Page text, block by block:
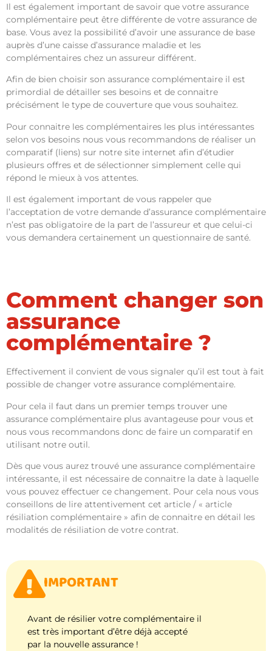
Il est également important de savoir que votre assurance
complémentaire peut être différente de votre assurance de
base. Vous avez la possibilité d’avoir une assurance de base
auprès d’une caisse d’assurance maladie et les
complémentaires chez un assureur différent.
Afin de bien choisir son assurance complémentaire il est
primordial de détailler ses besoins et de connaitre
précisément le type de couverture que vous souhaitez.
Pour connaitre les complémentaires les plus intéressantes
selon vos besoins nous vous recommandons de réaliser un
comparatif (liens) sur notre site internet afin d’étudier
plusieurs offres et de sélectionner simplement celle qui
répond le mieux à vos attentes.
Il est également important de vous rappeler que
l’acceptation de votre demande d’assurance complémentaire
n’est pas obligatoire de la part de l’assureur et que celui-ci
vous demandera certainement un questionnaire de santé.
Comment changer son
assurance
complémentaire ?
Effectivement il convient de vous signaler qu’il est tout à fait
possible de changer votre assurance complémentaire.
Pour cela il faut dans un premier temps trouver une
assurance complémentaire plus avantageuse pour vous et
nous vous recommandons donc de faire un comparatif en
utilisant notre outil.
Dès que vous aurez trouvé une assurance complémentaire
intéressante, il est nécessaire de connaitre la date à laquelle
vous pouvez effectuer ce changement. Pour cela nous vous
conseillons de lire attentivement cet article / « article
résiliation complémentaire » afin de connaitre en détail les
modalités de résiliation de votre contrat.
IMPORTANT
Avant de résilier votre complémentaire il
est très important d’être déjà accepté
par la nouvelle assurance !